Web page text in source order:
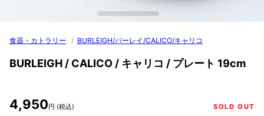
食器・カトラリー / BURLEIGH/バーレイ/CALICO/キャリコ
BURLEIGH / CALICO / キャリコ / プレート 19cm
4,950円 (税込) SOLD OUT